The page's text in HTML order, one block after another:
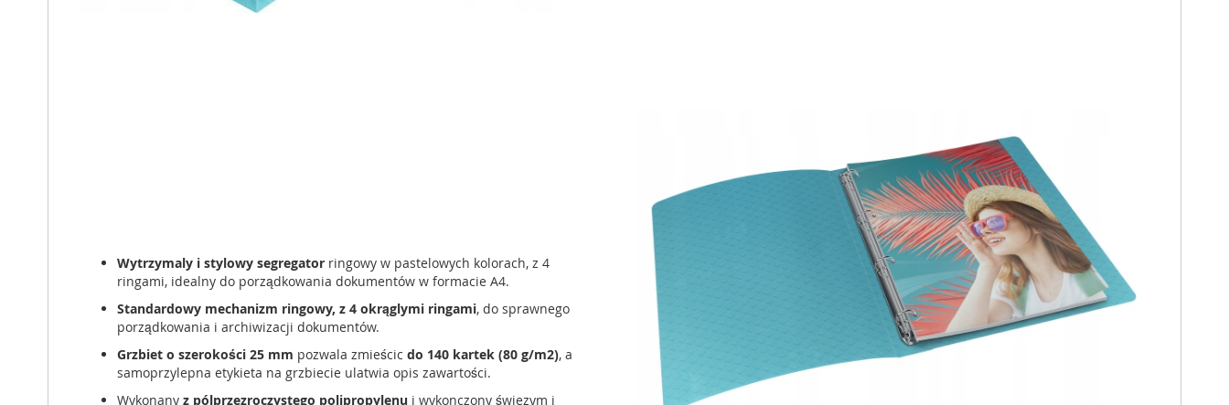
Wytrzymaly i stylowy segregator ringowy w pastelowych kolorach, z 4
ringami, idealny do porządkowania dokumentów w formacie A4.
Standardowy mechanizm ringowy, z 4 okrąglymi ringami, do sprawnego
porządkowania i archiwizacji dokumentów.
Grzbiet o szerokości 25 mm pozwala zmieścic do 140 kartek (80 g/m2), a
samoprzylepna etykieta na grzbiecie ulatwia opis zawartości.
Wykonany z pólprzezroczystego polipropylenu i wykonczony świezym i